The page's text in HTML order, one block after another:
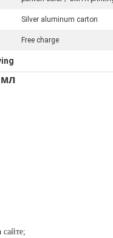
Silver aluminum carton
Free charge